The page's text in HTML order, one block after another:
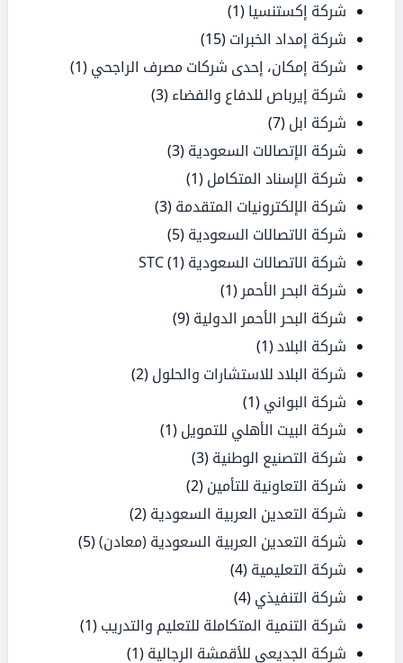
شركة إكستنسيا (1)
شركة إمداد الخبرات (15)
شركة إمكان، إحدى شركات مصرف الراجحي (1)
شركة إيرباص للدفاع والفضاء (3)
شركة ابل (7)
شركة الإتصالات السعودية (3)
شركة الإسناد المتكامل (1)
شركة الإلكترونيات المتقدمة (3)
شركة الاتصالات السعودية (5)
شركة الاتصالات السعودية STC (1)
شركة البحر الأحمر (1)
شركة البحر الأحمر الدولية (9)
شركة البلاد(1)
شركة البلاد للاستشارات والحلول (2)
شركة البواني (1)
شركة البيت الأهلي للتمويل (1)
شركة التصنيع الوطنية (3)
شركة التعاونية للتأمين (2)
شركة التعدين العربية السعودية (2)
شركة التعدين العربية السعودية (معادن)(5)
شركة التعليمية (4)
شركة التنفيذي (4)
شركة التنمية المتكاملة للتعليم والتدريب (1)
شركة الجديعي للأقمشة الرجالية (1)